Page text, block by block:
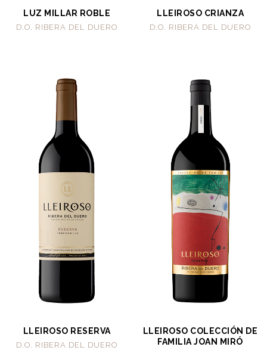
LUZ MILLAR ROBLE
D.O. RIBERA DEL DUERO
LLEIROSO CRIANZA
D.O. RIBERA DEL DUERO
LLEIROSO RESERVA
D.O. RIBERA DEL DUERO
LLEIROSO COLECCIÓN DE
FAMILIA JOAN MIRÓ